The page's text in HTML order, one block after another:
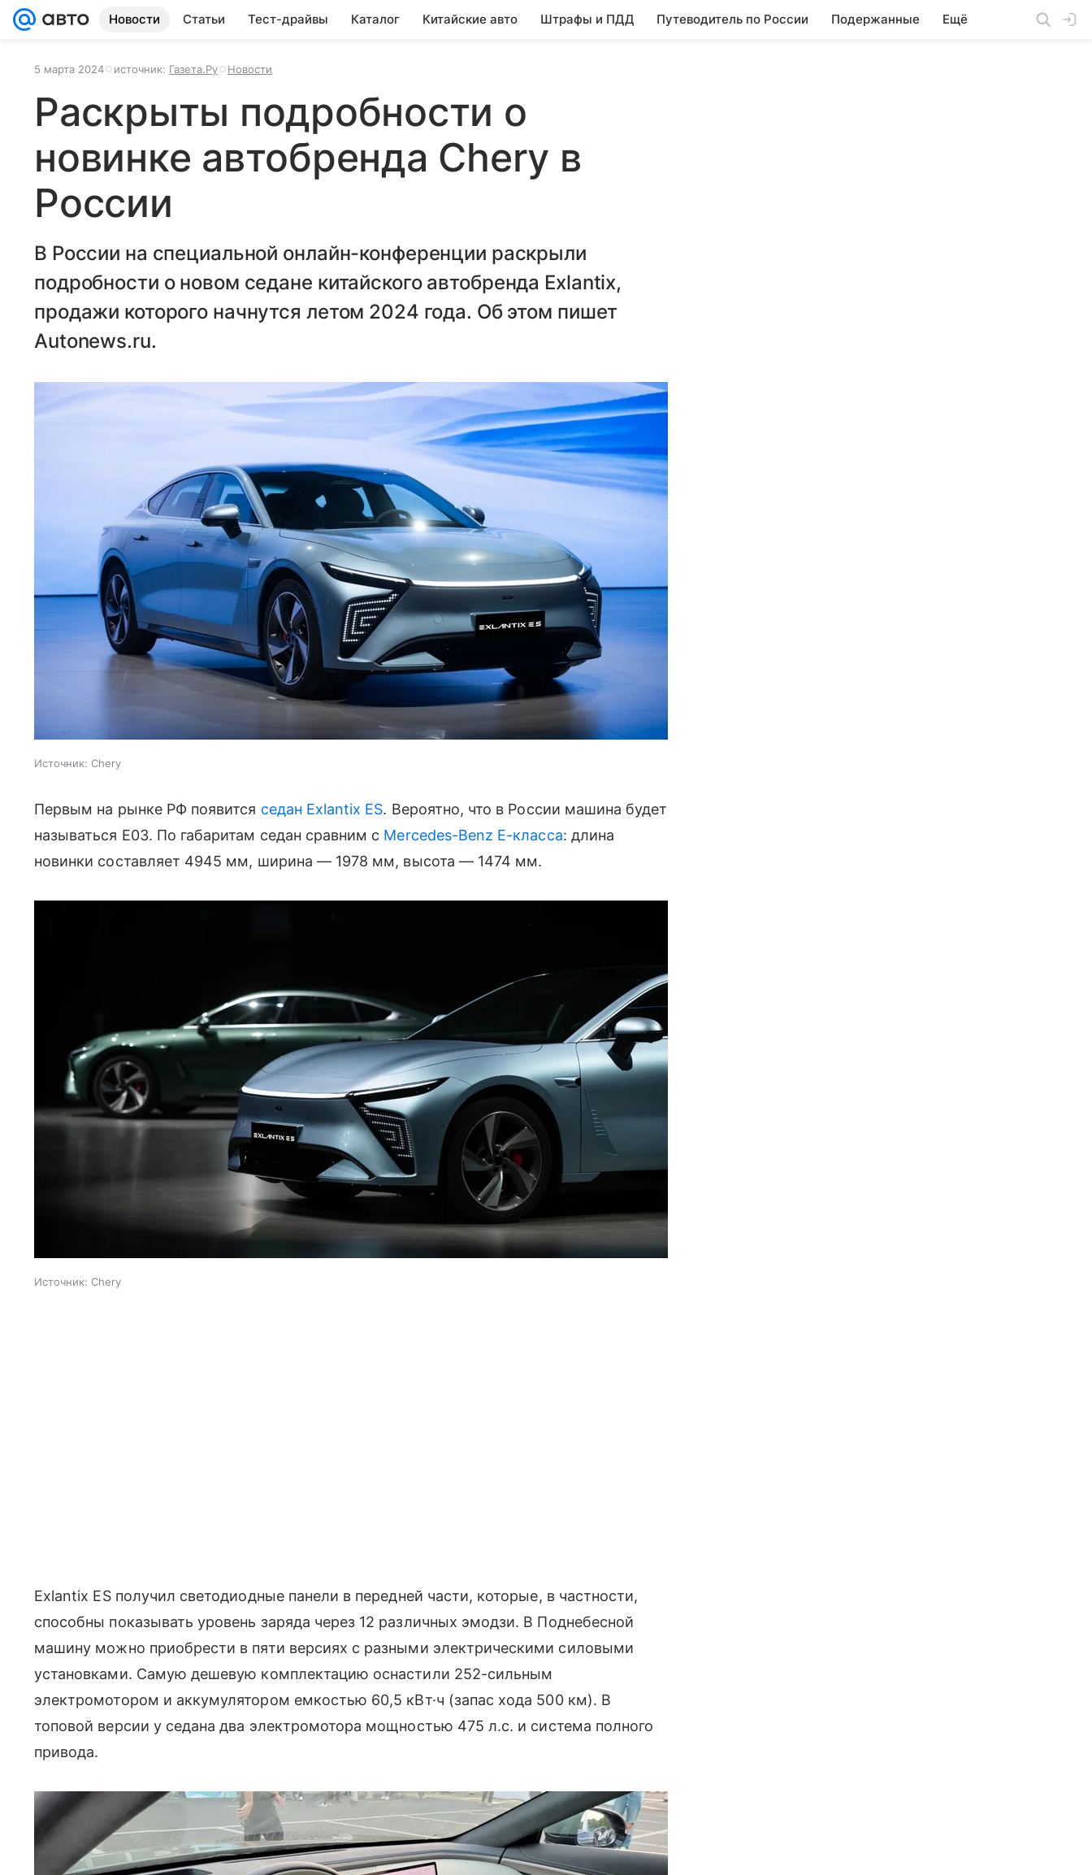
Новости Статьи Тест-драйвы Каталог Китайские авто Штрафы и ПДД Путеводитель по России Подержанные Ещё
5 марта 2024 источник: Газета.Ру Новости
Раскрыты подробности о
новинке автобренда Chery в
России
В России на специальной онлайн-конференции раскрыли
подробности о новом седане китайского автобренда Exlantix,
продажи которого начнутся летом 2024 года. Об этом пишет
Autonews.ru.
Источник: Chery
Первым на рынке РФ появится седан Exlantix ES. Вероятно, что в России машина будет
называться E03. По габаритам седан сравним с Mercedes-Benz E-класса: длина
новинки составляет 4945 мм, ширина — 1978 мм, высота — 1474 мм.
Источник: Chery
Exlantix ES получил светодиодные панели в передней части, которые, в частности,
способны показывать уровень заряда через 12 различных эмодзи. В Поднебесной
машину можно приобрести в пяти версиях с разными электрическими силовыми
установками. Самую дешевую комплектацию оснастили 252-сильным
электромотором и аккумулятором емкостью 60,5 кВт·ч (запас хода 500 км). В
топовой версии у седана два электромотора мощностью 475 л.с. и система полного
привода.